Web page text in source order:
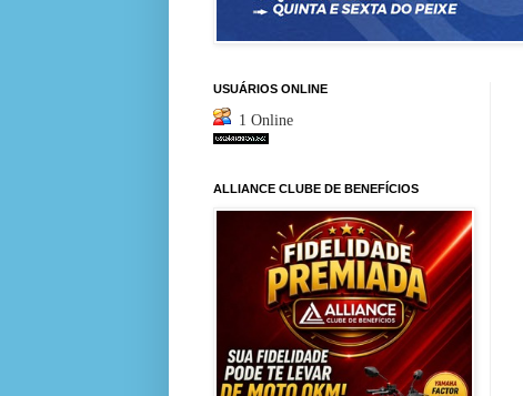
USUÁRIOS ONLINE
1 Online
ALLIANCE CLUBE DE BENEFÍCIOS